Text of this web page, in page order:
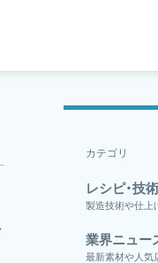
カテゴリ
レシピ・技術
製造技術や仕上
業界ニュー
最新素材や人気